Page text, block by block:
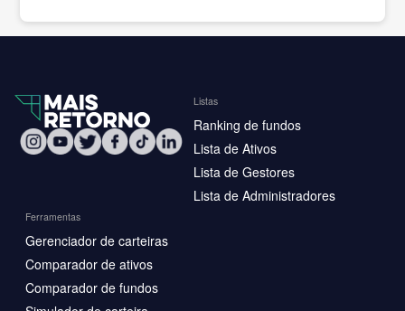
Listas
Ranking de fundos
Lista de Ativos
Lista de Gestores
Lista de Administradores
Ferramentas
Gerenciador de carteiras
Comparador de ativos
Comparador de fundos